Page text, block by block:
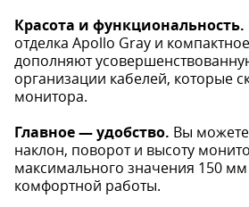
Красота и функциональность.
отделка Apollo Gray и
дополняют
организации кабелей, которые
монитора.
Главное — удобство. Вы
наклон, поворот и высоту
максимального значения 150
комфортной работы.